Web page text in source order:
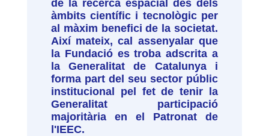
de la recerca espacial des dels
àmbits científic i tecnològic per
al màxim benefici de la societat.
Així mateix, cal assenyalar que
la Fundació es troba adscrita a
la Generalitat de Catalunya i
forma part del seu sector públic
institucional pel fet de tenir la
Generalitat participació
majoritària en el Patronat de
l'IEEC.